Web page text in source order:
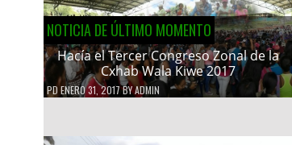
NOTICIA DE ÚLTIMO MOMENTO
Hacía el Tercer Congreso Zonal de la
Cxhab Wala Kiwe 2017
PDENERO 31, 2017BYADMIN